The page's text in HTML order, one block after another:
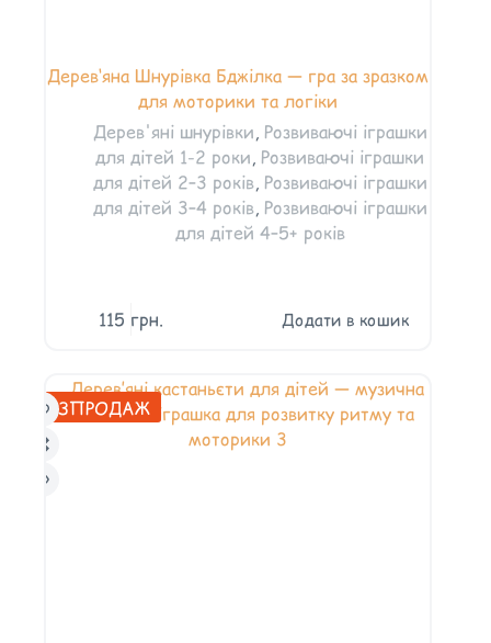
Дерев‘яна Шнурівка Бджілка — гра за зразком
для моторики та логіки
Дерев'яні шнурівки, Розвиваючі іграшки
для дітей 1-2 роки, Розвиваючі іграшки
для дітей 2–3 років, Розвиваючі іграшки
для дітей 3–4 років, Розвиваючі іграшки
для дітей 4–5+ років
115 грн. Додати в кошик
РОЗПРОДАЖ